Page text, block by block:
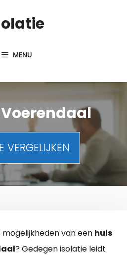
MENU
VERGELIJKEN
mogelijkheden van een huis
? Gedegen isolatie leidt